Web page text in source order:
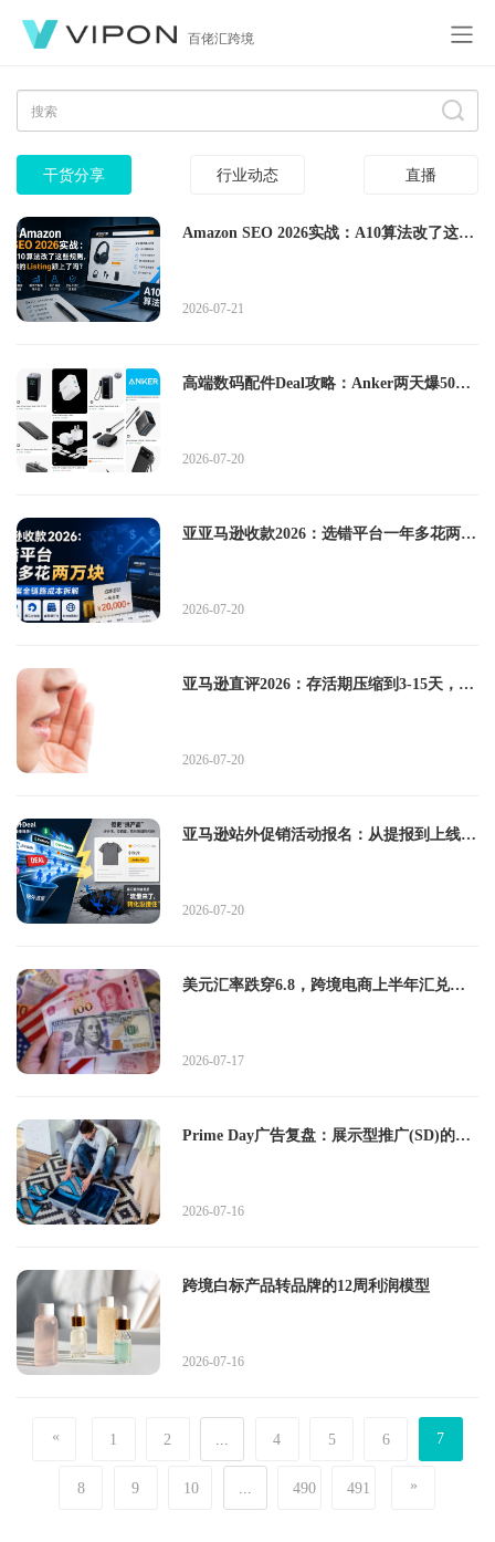
百佬汇跨境
干货分享 行业动态 直播
Amazon SEO 2026实战：A10算法改了这些
2026-07-21
高端数码配件Deal攻略：Anker两天爆50万
2026-07-20
亚亚马逊收款2026：选错平台一年多花两万
2026-07-20
亚马逊直评2026：存活期压缩到3-15天，这
2026-07-20
亚马逊站外促销活动报名：从提报到上线，
2026-07-20
美元汇率跌穿6.8，跨境电商上半年汇兑损
2026-07-17
Prime Day广告复盘：展示型推广(SD)的
2026-07-16
跨境白标产品转品牌的12周利润模型
2026-07-16
« 1 2 4 5 6 7
8 9 10 490 491 »